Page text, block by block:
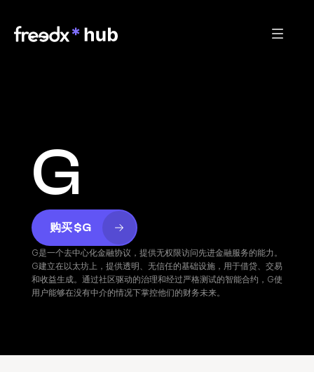
G
购买 $G
G是一个去中心化金融协议，提供无权限访问先进金融服务的能力。
G建立在以太坊上，提供透明、无信任的基础设施，用于借贷、交易
和收益生成。通过社区驱动的治理和经过严格测试的智能合约，G使
用户能够在没有中介的情况下掌控他们的财务未来。